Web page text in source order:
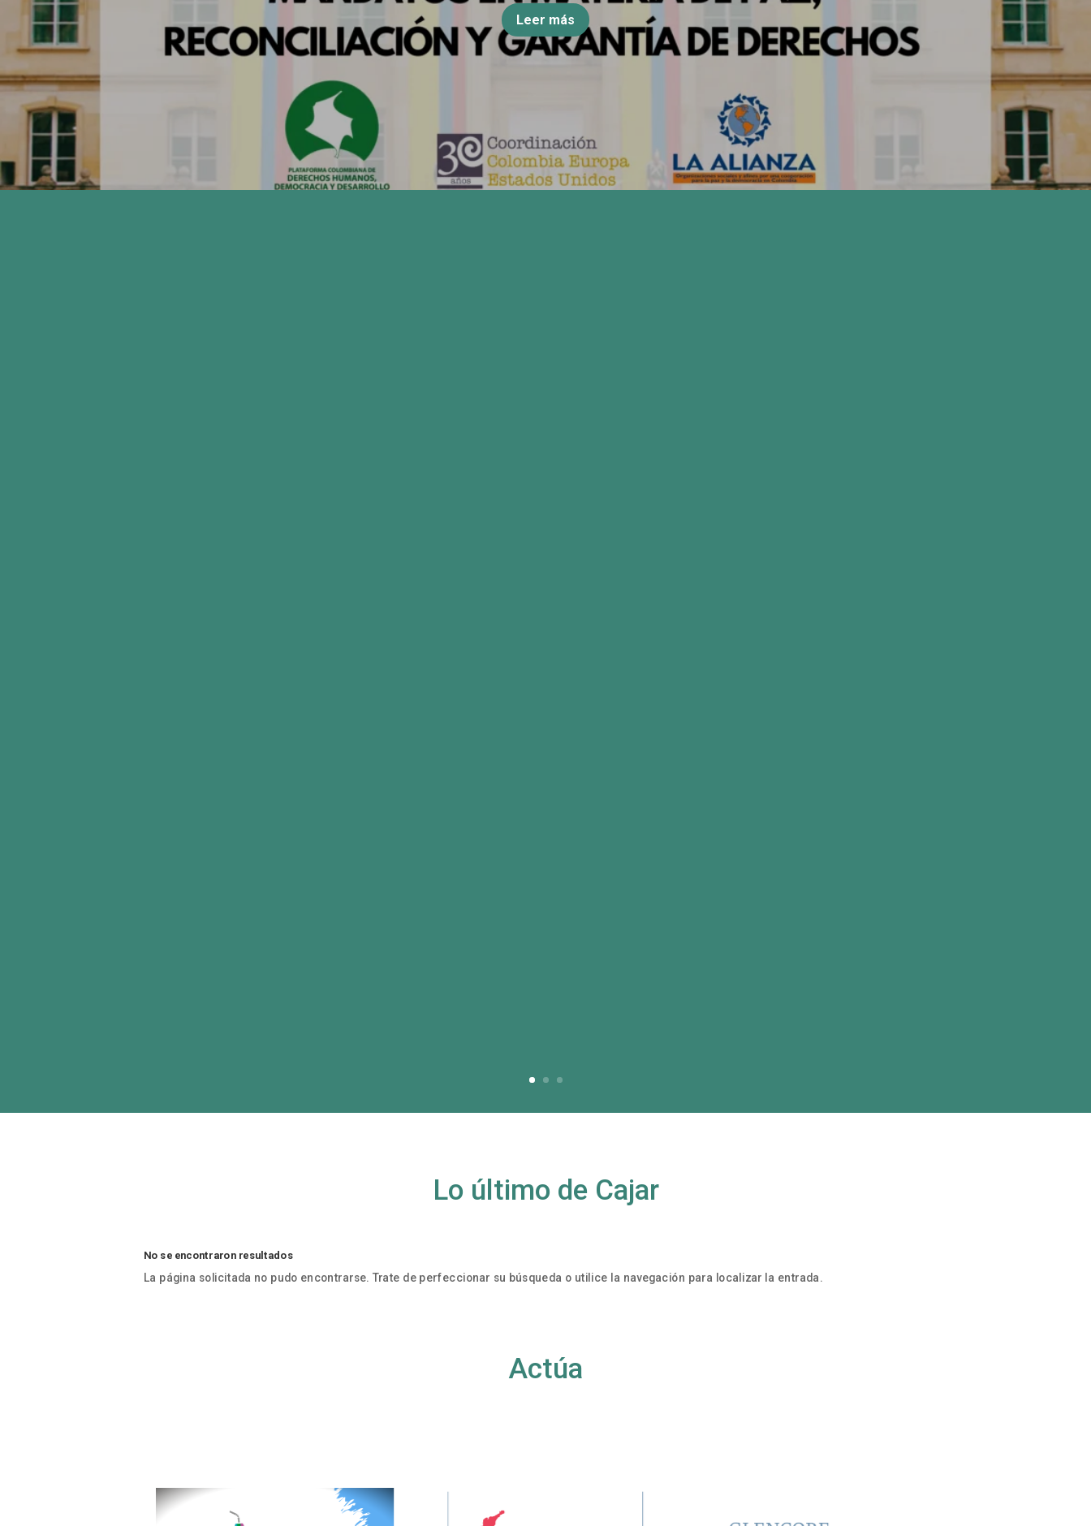
Leer más
Lo último de Cajar
No se encontraron resultados
La página solicitada no pudo encontrarse. Trate de perfeccionar su búsqueda o utilice la navegación para localizar la entrada.
Actúa